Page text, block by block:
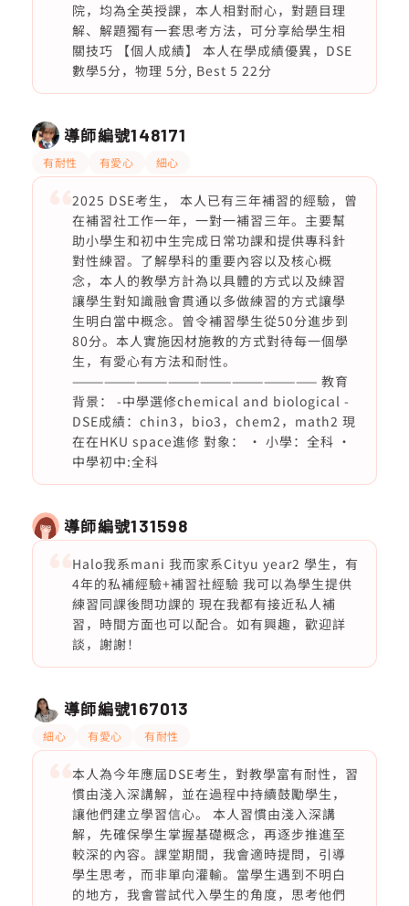
院，均為全英授課，本人相對耐心，對題目理
解、解題獨有一套思考方法，可分享給學生相
關技巧 【個人成績】 本人在學成績優異，DSE
數學5分，物理 5分, Best 5 22分
導師編號148171
有耐性 有愛心 細心
2025 DSE考生， 本人已有三年補習的經驗，曾
在補習社工作一年，一對一補習三年。主要幫
助小學生和初中生完成日常功課和提供專科針
對性練習。了解學科的重要內容以及核心概
念，本人的教學方計為以具體的方式以及練習
讓學生對知識融會貫通以多做練習的方式讓學
生明白當中概念。曾令補習學生從50分進步到
80分。本人實施因材施教的方式對待每一個學
生，有愛心有方法和耐性。
——————————————————————— 教育
背景： -中學選修chemical and biological -
DSE成績：chin3，bio3，chem2，math2 現
在在HKU space進修 對象： · 小學：全科 ·
中學初中:全科
導師編號131598
Halo我系mani 我而家系Cityu year2 學生，有
4年的私補經驗+補習社經驗 我可以為學生提供
練習同課後問功課的 現在我都有接近私人補
習，時間方面也可以配合。如有興趣，歡迎詳
談，謝謝！
導師編號167013
細心 有愛心 有耐性
本人為今年應屆DSE考生，對教學富有耐性，習
慣由淺入深講解，並在過程中持續鼓勵學生，
讓他們建立學習信心。 本人習慣由淺入深講
解，先確保學生掌握基礎概念，再逐步推進至
較深的內容。課堂期間，我會適時提問，引導
學生思考，而非單向灌輸。當學生遇到不明白
的地方，我會嘗試代入學生的角度，思考他們